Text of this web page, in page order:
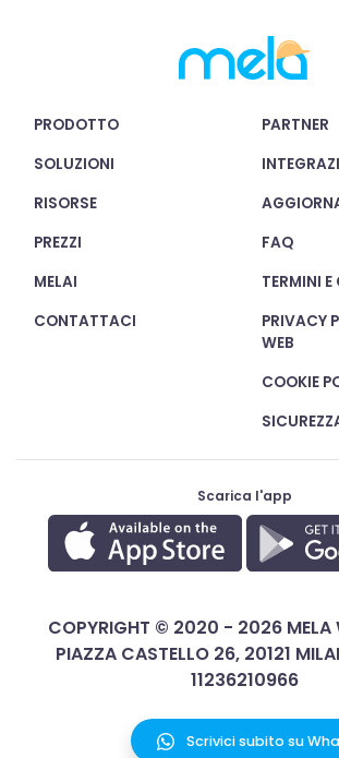
PRODOTTO
SOLUZIONI
RISORSE
PREZZI
MELAI
CONTATTACI
PARTNER
FAQ
TERMINI
PRIVACY
WEB
COOKIE
Scarica l'app
COPYRIGHT © 2020 - 2026 MELA
PIAZZA CASTELLO 26, 20121
11236210966
Scrivici subito su